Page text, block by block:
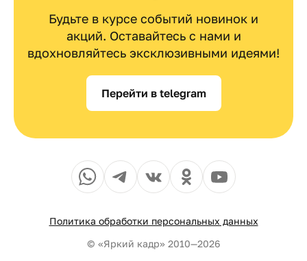
Будьте в курсе событий новинок и
акций. Оставайтесь с нами и
вдохновляйтесь эксклюзивными идеями!
Перейти в telegram
Политика обработки персональных данных
© «Яркий кадр» 2010—2026